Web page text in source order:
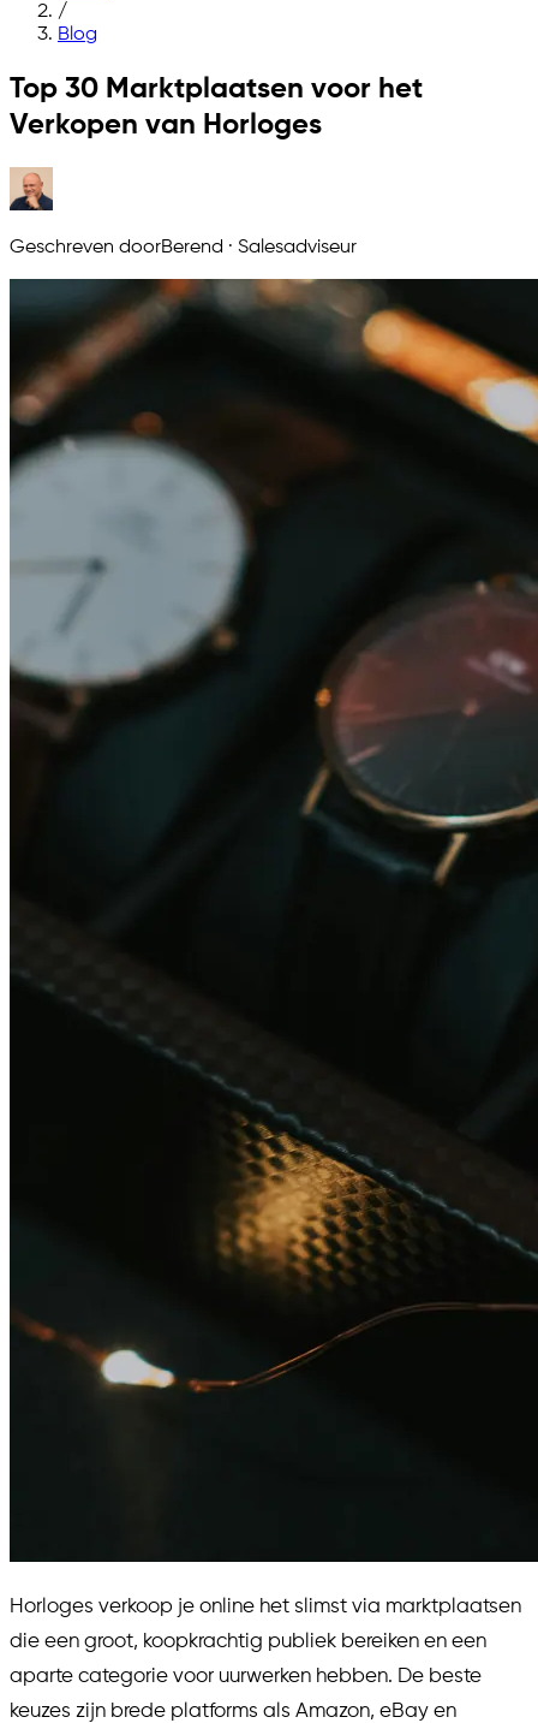
/
Blog
Top 30 Marktplaatsen voor het
Verkopen van Horloges
Geschreven doorBerend · Salesadviseur
Horloges verkoop je online het slimst via marktplaatsen
die een groot, koopkrachtig publiek bereiken en een
aparte categorie voor uurwerken hebben. De beste
keuzes zijn brede platforms als Amazon, eBay en